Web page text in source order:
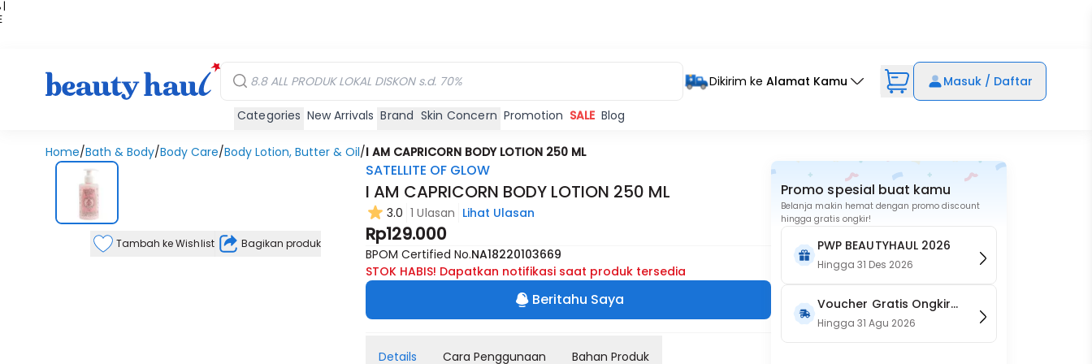
|
Dikirim ke Alamat Kamu Masuk / Daftar
Categories New Arrivals Brand Skin Concern Promotion SALE Blog
Home/Bath & Body/Body Care/Body Lotion, Butter & Oil/I AM CAPRICORN BODY LOTION 250 ML
Tambah ke Wishlist Bagikan produk
SATELLITE OF GLOW
I AM CAPRICORN BODY LOTION 250 ML
3.0 1 Ulasan Lihat Ulasan
Rp129.000
BPOM Certified No.NA18220103669
STOK HABIS! Dapatkan notifikasi saat produk tersedia
Beritahu Saya
Details Cara Penggunaan Bahan Produk
Promo spesial buat kamu
Belanja makin hemat dengan promo discount
hingga gratis ongkir!
PWP BEAUTYHAUL 2026
Hingga31 Des 2026
Voucher Gratis Ongkir
15RB (Only on Website)
Hingga31 Agu 2026